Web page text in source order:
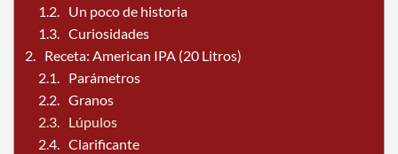
Un poco de historia
Curiosidades
Receta: American IPA (20 Litros)
Parámetros
Granos
Lúpulos
Clarificante